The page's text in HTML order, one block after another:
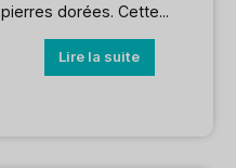
pierres dorées. Cette...
Lire la suite